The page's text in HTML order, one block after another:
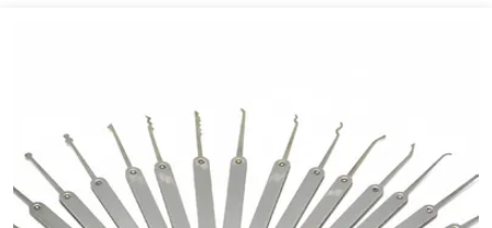
Tresoren, Waffenschränken usw.) unterteilt werden. Der Begriff, abgeleitet
von einer Kombination aus lateinischen und altenglischen Wurzeln, hat
sowohl eine Substantiv- (bezieht sich auf ein Schloss) als auch eine
Verbform (bezeichnet die Verwendung eines Vorhängeschlosses zum
Verschließen).